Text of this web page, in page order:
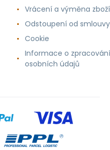
Vrácení a výměna zboží
Odstoupení od smlouvy
Cookie
Informace o zpracování
osobních údajů